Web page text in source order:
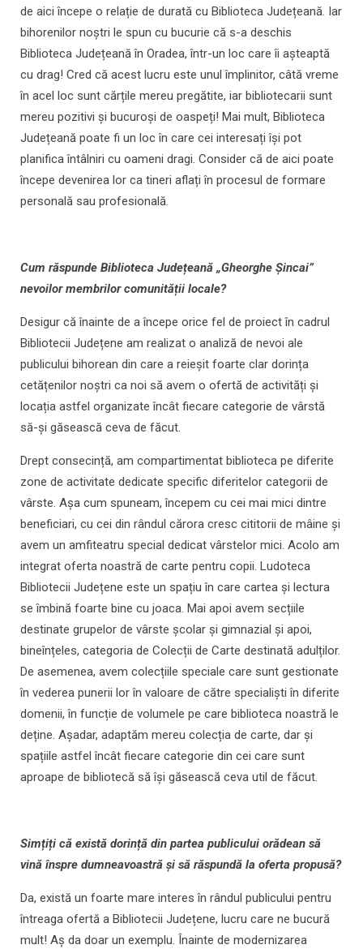
de aici începe o relație de durată cu Biblioteca Județeană. Iar
bihorenilor noștri le spun cu bucurie că s-a deschis
Biblioteca Județeană în Oradea, într-un loc care îi așteaptă
cu drag! Cred că acest lucru este unul împlinitor, câtă vreme
în acel loc sunt cărțile mereu pregătite, iar bibliotecarii sunt
mereu pozitivi și bucuroși de oaspeți! Mai mult, Biblioteca
Județeană poate fi un loc în care cei interesați își pot
planifica întâlniri cu oameni dragi. Consider că de aici poate
începe devenirea lor ca tineri aflați în procesul de formare
personală sau profesională.
Cum răspunde Biblioteca Județeană „Gheorghe Șincai”
nevoilor membrilor comunității locale?
Desigur că înainte de a începe orice fel de proiect în cadrul
Bibliotecii Județene am realizat o analiză de nevoi ale
publicului bihorean din care a reieșit foarte clar dorința
cetățenilor noștri ca noi să avem o ofertă de activități și
locația astfel organizate încât fiecare categorie de vârstă
să-și găsească ceva de făcut.
Drept consecință, am compartimentat biblioteca pe diferite
zone de activitate dedicate specific diferitelor categorii de
vârste. Așa cum spuneam, începem cu cei mai mici dintre
beneficiari, cu cei din rândul cărora cresc cititorii de mâine și
avem un amfiteatru special dedicat vârstelor mici. Acolo am
integrat oferta noastră de carte pentru copii. Ludoteca
Bibliotecii Județene este un spațiu în care cartea și lectura
se îmbină foarte bine cu joaca. Mai apoi avem secțiile
destinate grupelor de vârste școlar și gimnazial și apoi,
bineînțeles, categoria de Colecții de Carte destinată adulților.
De asemenea, avem colecțiile speciale care sunt gestionate
în vederea punerii lor în valoare de către specialiști în diferite
domenii, în funcție de volumele pe care biblioteca noastră le
deține. Așadar, adaptăm mereu colecția de carte, dar și
spațiile astfel încât fiecare categorie din cei care sunt
aproape de bibliotecă să își găsească ceva util de făcut.
Simțiți că există dorință din partea publicului orădean să
vină înspre dumneavoastră și să răspundă la oferta propusă?
Da, există un foarte mare interes în rândul publicului pentru
întreaga ofertă a Bibliotecii Județene, lucru care ne bucură
mult! Aș da doar un exemplu. Înainte de modernizarea